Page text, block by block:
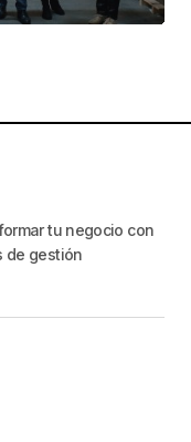
tu negocio con
de gestión